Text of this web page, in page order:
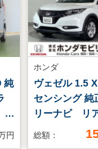
純
片
円
ホンダ
ヴェゼル 1.5
センシング 純
リーナビ リ
総額：